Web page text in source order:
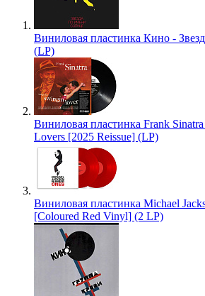
Виниловая пластинка Кино -
(LP)
Виниловая пластинка Frank
Lovers [2025 Reissue] (LP)
Виниловая пластинка Michael
[Coloured Red Vinyl] (2 LP)